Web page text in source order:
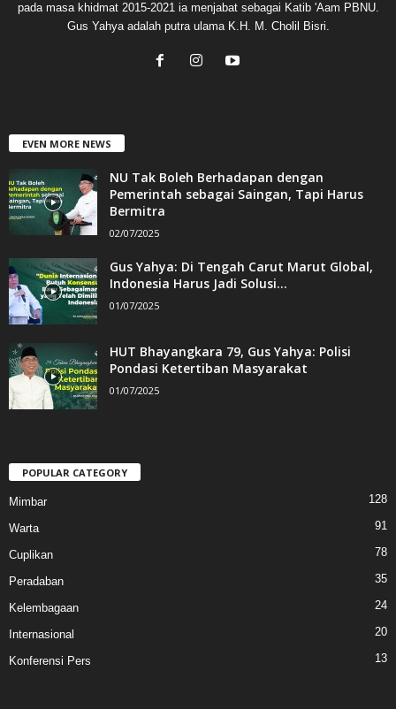
pada masa khidmat 2015-2021 ia menjabat sebagai Katib 'Aam PBNU.
Gus Yahya adalah putra ulama K.H. M. Cholil Bisri.
EVEN MORE NEWS
NU Tak Boleh Berhadapan dengan
Pemerintah sebagai Saingan, Tapi Harus
Bermitra
02/07/2025
Gus Yahya: Di Tengah Carut Marut Global,
Indonesia Harus Jadi Solusi...
01/07/2025
HUT Bhayangkara 79, Gus Yahya: Polisi
Pondasi Ketertiban Masyarakat
01/07/2025
POPULAR CATEGORY
Mimbar 128
Warta 91
Cuplikan 78
Peradaban 35
Kelembagaan 24
Internasional 20
Konferensi Pers 13